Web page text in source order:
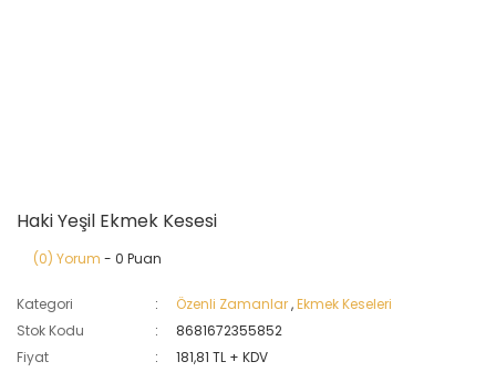
Haki Yeşil Ekmek Kesesi
(0) Yorum - 0 Puan
Kategori Özenli Zamanlar,Ekmek Keseleri
Stok Kodu
8681672355852
Fiyat
181,81 TL + KDV